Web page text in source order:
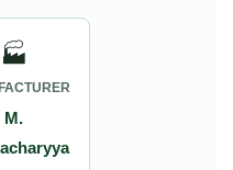
🏭
M.